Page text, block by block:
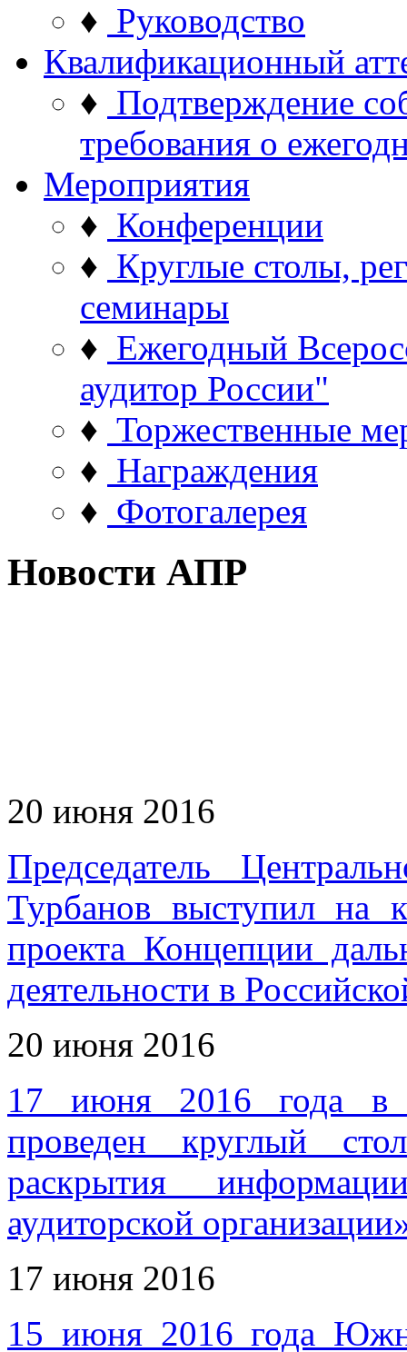
♦ Руководство
Квалификационный
♦ Подтверждение
требования о
Мероприятия
♦ Конференции
♦ Круглые столы,
семинары
♦ Ежегодный
аудитор России"
♦ Торжественные
♦ Награждения
♦ Фотогалерея
Новости АПР
20 июня 2016
Председатель
Турбанов выступил на
проекта Концепции
деятельности в
20 июня 2016
17 июня 2016 года
проведен круглый
раскрытия
аудиторской
17 июня 2016
15 июня 2016 года